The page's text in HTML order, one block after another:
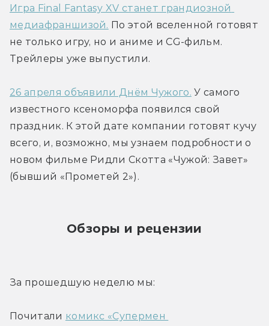
Игра Final Fantasy XV станет грандиозной
медиафраншизой. По этой вселенной готовят
не только игру, но и аниме и CG-фильм.
Трейлеры уже выпустили.
26 апреля объявили Днём Чужого. У самого
известного ксеноморфа появился свой
праздник. К этой дате компании готовят кучу
всего, и, возможно, мы узнаем подробности о
новом фильме Ридли Скотта «Чужой: Завет»
(бывший «Прометей 2»).
Обзоры и рецензии
За прошедшую неделю мы:
Почитали комикс «Супермен